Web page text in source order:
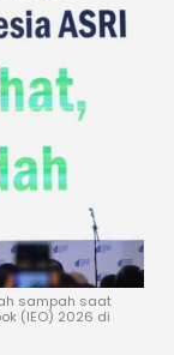
sampah saat
(IEO) 2026 di